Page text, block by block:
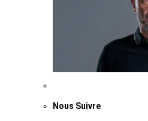
Nous Suivre